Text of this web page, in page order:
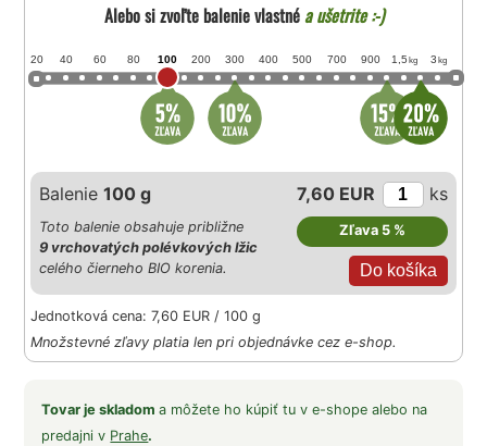
Alebo si zvoľte balenie vlastnéa ušetrite :-)
20 40 60 80 100 200 300 400 500 700 900 1,5 kg 3 kg
Balenie100 g 7,60 EUR ks
Zľava 5 %
Toto balenie obsahuje približne
9 vrchovatých polévkových lžic
celého čierneho BIO korenia.
Jednotková cena: 7,60 EUR / 100 g
Množstevné zľavy platia len pri objednávke cez e-shop.
Tovar je skladoma môžete ho kúpiť tu v e-shope alebo na
predajni v Prahe.